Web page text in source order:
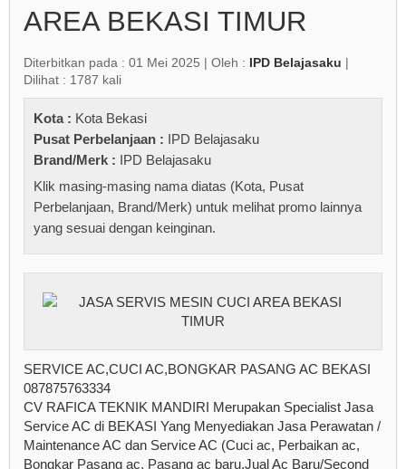
AREA BEKASI TIMUR
Diterbitkan pada : 01 Mei 2025 | Oleh : IPD Belajasaku |
Dilihat : 1787 kali
Kota : Kota Bekasi
Pusat Perbelanjaan : IPD Belajasaku
Brand/Merk : IPD Belajasaku
Klik masing-masing nama diatas (Kota, Pusat
Perbelanjaan, Brand/Merk) untuk melihat promo lainnya
yang sesuai dengan keinginan.
SERVICE AC,CUCI AC,BONGKAR PASANG AC BEKASI
087875763334
CV RAFICA TEKNIK MANDIRI Merupakan Specialist Jasa
Service AC di BEKASI Yang Menyediakan Jasa Perawatan /
Maintenance AC dan Service AC (Cuci ac, Perbaikan ac,
Bongkar Pasang ac, Pasang ac baru,Jual Ac Baru/Second